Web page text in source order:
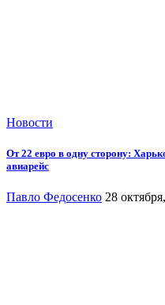
Новости
От 22 евро в одну сторону:
авиарейс
Павло Федосенко 28